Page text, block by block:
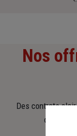
Nos
Des contrats